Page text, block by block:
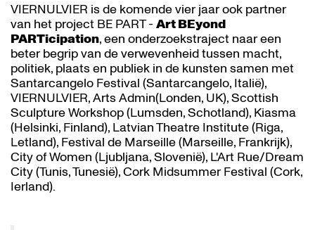
VIERNULVIER is de komende vier jaar ook partner
van het project BE PART - Art BEyond
PARTicipation, een onderzoekstraject naar een
beter begrip van de verwevenheid tussen macht,
politiek, plaats en publiek in de kunsten samen met
Santarcangelo Festival (Santarcangelo, Italië),
VIERNULVIER, Arts Admin(Londen, UK), Scottish
Sculpture Workshop (Lumsden, Schotland), Kiasma
(Helsinki, Finland), Latvian Theatre Institute (Riga,
Letland), Festival de Marseille (Marseille, Frankrijk),
City of Women (Ljubljana, Slovenië), L'Art Rue/Dream
City (Tunis, Tunesië), Cork Midsummer Festival (Cork,
Ierland).